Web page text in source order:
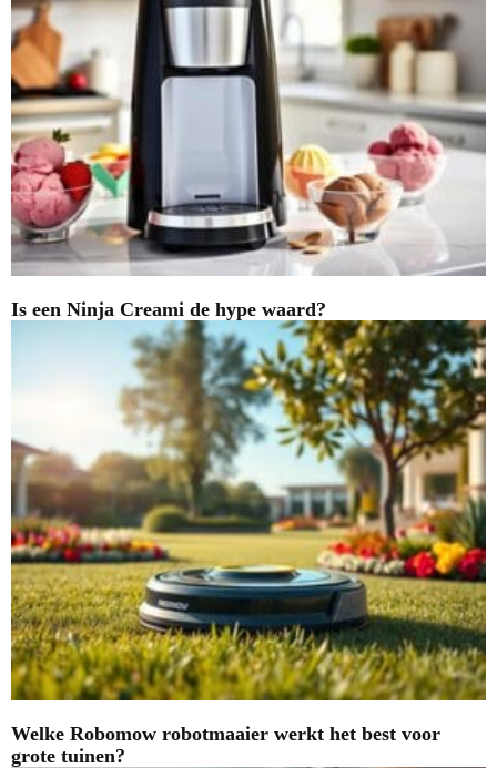
Is een Ninja Creami de hype waard?
Welke Robomow robotmaaier werkt het best voor
grote tuinen?